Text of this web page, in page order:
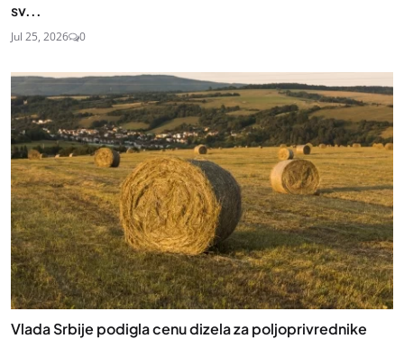
sv...
Jul 25, 2026 0
Vlada Srbije podigla cenu dizela za poljoprivrednike